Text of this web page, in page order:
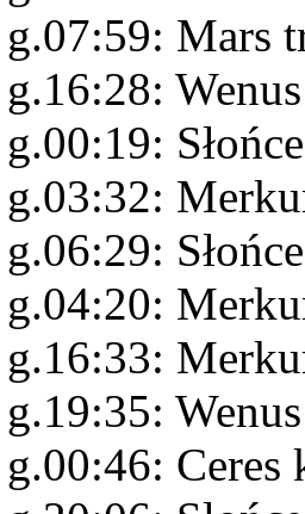
Mars
Ceres